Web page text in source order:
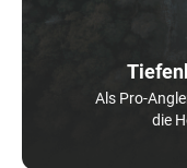
Als Pro-
die